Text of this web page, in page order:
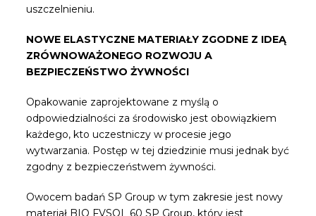
uszczelnieniu.
NOWE ELASTYCZNE MATERIAŁY ZGODNE Z IDEĄ
ZRÓWNOWAŻONEGO ROZWOJU A
BEZPIECZEŃSTWO ŻYWNOŚCI
Opakowanie zaprojektowane z myślą o
odpowiedzialności za środowisko jest obowiązkiem
każdego, kto uczestniczy w procesie jego
wytwarzania. Postęp w tej dziedzinie musi jednak być
zgodny z bezpieczeństwem żywności.
Owocem badań SP Group w tym zakresie jest nowy
materiał BIO FVSOL 60 SP Group, który jest